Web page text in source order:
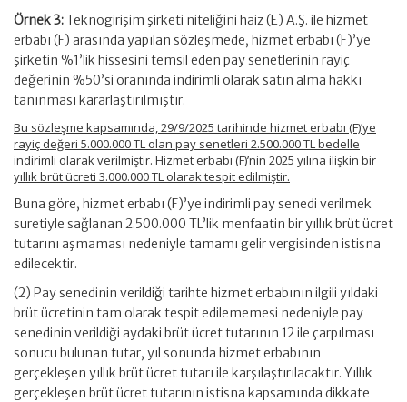
Örnek 3:Teknogirişim şirketi niteliğini haiz (E) A.Ş. ile hizmet
erbabı (F) arasında yapılan sözleşmede, hizmet erbabı (F)’ye
şirketin %1’lik hissesini temsil eden pay senetlerinin rayiç
değerinin %50’si oranında indirimli olarak satın alma hakkı
tanınması kararlaştırılmıştır.
Bu sözleşme kapsamında, 29/9/2025 tarihinde hizmet erbabı (F)’ye
rayiç değeri 5.000.000 TL olan pay senetleri 2.500.000 TL bedelle
indirimli olarak verilmiştir. Hizmet erbabı (F)’nin 2025 yılına ilişkin bir
yıllık brüt ücreti 3.000.000 TL olarak tespit edilmiştir.
Buna göre, hizmet erbabı (F)’ye indirimli pay senedi verilmek
suretiyle sağlanan 2.500.000 TL’lik menfaatin bir yıllık brüt ücret
tutarını aşmaması nedeniyle tamamı gelir vergisinden istisna
edilecektir.
(2) Pay senedinin verildiği tarihte hizmet erbabının ilgili yıldaki
brüt ücretinin tam olarak tespit edilememesi nedeniyle pay
senedinin verildiği aydaki brüt ücret tutarının 12 ile çarpılması
sonucu bulunan tutar, yıl sonunda hizmet erbabının
gerçekleşen yıllık brüt ücret tutarı ile karşılaştırılacaktır. Yıllık
gerçekleşen brüt ücret tutarının istisna kapsamında dikkate